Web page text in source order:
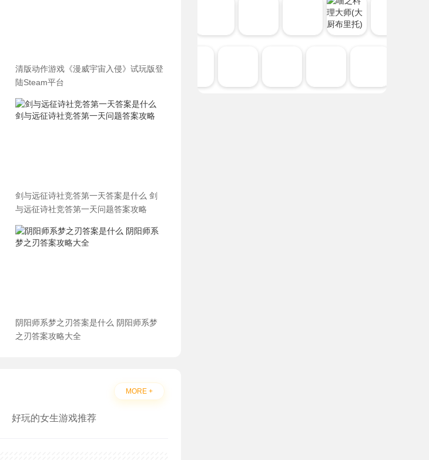
清版动作游戏《漫威宇宙入侵》试玩版登
陆Steam平台
剑与远征诗社竞答第一天答案是什么 剑
与远征诗社竞答第一天问题答案攻略
阴阳师系梦之刃答案是什么 阴阳师系梦
之刃答案攻略大全
MORE +
好玩的女生游戏推荐